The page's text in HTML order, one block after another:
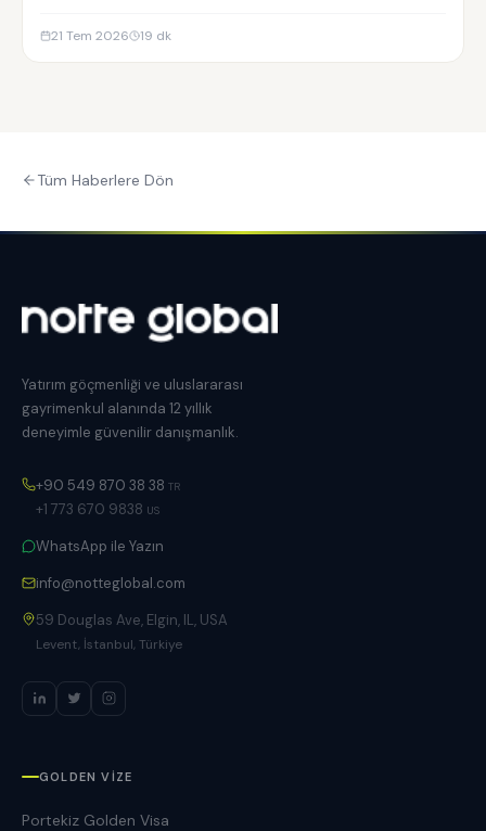
21 Tem 2026
19 dk
Tüm Haberlere Dön
Yatırım göçmenliği ve uluslararası
gayrimenkul alanında 12 yıllık
deneyimle güvenilir danışmanlık.
+90 549 870 38 38 TR
+1 773 670 9838 US
WhatsApp ile Yazın
info@notteglobal.com
59 Douglas Ave, Elgin, IL, USA
Levent, İstanbul, Türkiye
GOLDEN VIZE
Portekiz Golden Visa